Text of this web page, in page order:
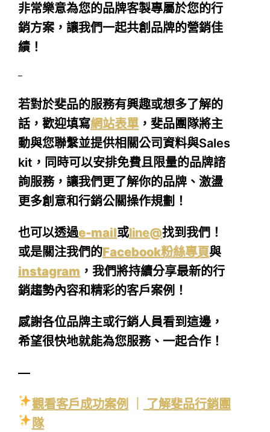
非常樂意為您的品牌客製專屬於您的行
銷方案，讓我們一起共創品牌的營銷佳
績！
–
若對於斐品的服務有興趣或想多了解的
話，歡迎填寫網站表單 ，斐品團隊將主
動與您聯繫並提供相關公司資料與Sales
kit，同時可以安排免費且限量的品牌諮
詢服務，讓我們更了解你的品牌、激盪
更多創意和行銷公關操作規劃！
也可以透過e-mail或line@找到我們！
或是關注我們的Facebook粉絲專頁與
instagram ，我們將持續分享最新的行
銷趨勢內容和精彩的客戶案例！
感謝各位品牌主或行銷人員看到這邊，
希望很快地就能為您服務、一起合作！
—
觀看客戶成功案例
了解斐品行銷團
隊